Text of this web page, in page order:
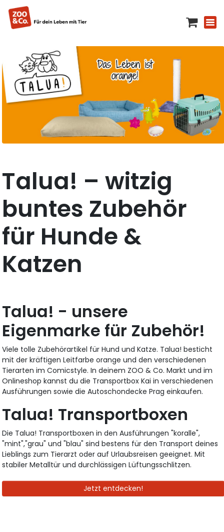
Talua! – witzig
buntes Zubehör
für Hunde &
Katzen
Talua! - unsere
Eigenmarke für Zubehör!
Viele tolle Zubehörartikel für Hund und Katze. Talua! besticht
mit der kräftigen Leitfarbe orange und den verschiedenen
Tierarten im Comicstyle. In deinem ZOO & Co. Markt und im
Onlineshop kannst du die Transportbox Kai in verschiedenen
Ausführungen sowie die Autoschondecke Prag einkaufen.
Talua! Transportboxen
Die Talua! Transportboxen in den Ausführungen "koralle",
"mint","grau" und "blau" sind bestens für den Transport deines
Lieblings zum Tierarzt oder auf Urlaubsreisen geeignet. Mit
stabiler Metalltür und durchlässigen Lüftungsschlitzen.
Jetzt entdecken!